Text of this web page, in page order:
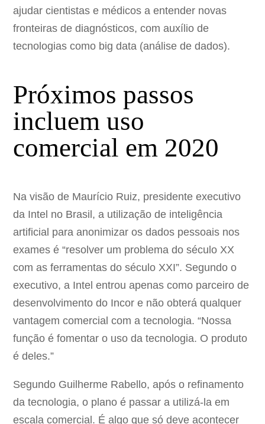
ajudar cientistas e médicos a entender novas
fronteiras de diagnósticos, com auxílio de
tecnologias como big data (análise de dados).
Próximos passos
incluem uso
comercial em 2020
Na visão de Maurício Ruiz, presidente executivo
da Intel no Brasil, a utilização de inteligência
artificial para anonimizar os dados pessoais nos
exames é “resolver um problema do século XX
com as ferramentas do século XXI”. Segundo o
executivo, a Intel entrou apenas como parceiro de
desenvolvimento do Incor e não obterá qualquer
vantagem comercial com a tecnologia. “Nossa
função é fomentar o uso da tecnologia. O produto
é deles.”
Segundo Guilherme Rabello, após o refinamento
da tecnologia, o plano é passar a utilizá-la em
escala comercial. É algo que só deve acontecer